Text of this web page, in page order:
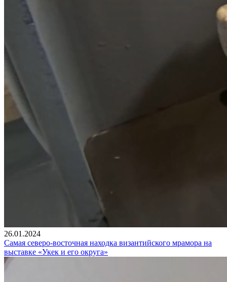
26.01.2024
Самая северо-восточная находка византийского мрамора на
выставке «Укек и его округа»